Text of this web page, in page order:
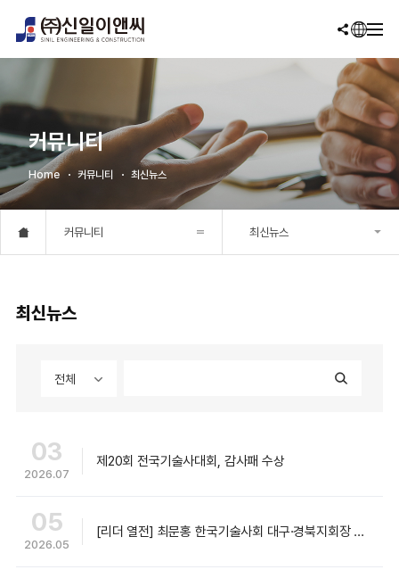
커뮤니티
Home 커뮤니티 최신뉴스
커뮤니티 최신뉴스
최신뉴스
전체
03
2026.07
제20회 전국기술사대회, 감사패 수상
05
2026.05
[리더 열전] 최문홍 한국기술사회 대구·경북지회장 "기술사 공공성 강화로 지역사회 연계 확대할 것" (매일신문)